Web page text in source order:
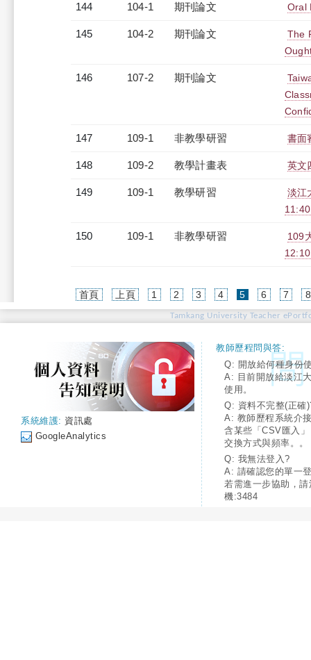
144 104-1 期刊論文 Oral
145 104-2 期刊論文
The
146 107-2 期刊論文
147 109-1 非教學研習 書面
148 109-2 教學計畫表 英文
149 109-1 教學研習
淡江
150 109-1 非教學研習
109
首頁 上頁 1 2 3 4 5(current)
6 7 8
Tamkang University Teacher
系統維護: 資訊處
GoogleAnalytics
教師歷程問與答:
Q: 開放給何種身份
A: 目前開放給淡江
使用。
Q: 資料不完整(正確
A: 教師歷程系統介
含某些「CSV匯入
交換方式與頻率。。
Q: 我無法登入?
A: 請確認您的單一
若需進一步協助，
機:3484